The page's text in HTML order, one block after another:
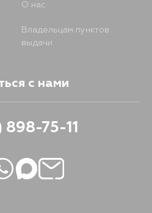
О нас
Владельцам пунктов
выдачи
с нами
898-75-11